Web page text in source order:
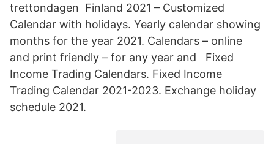
trettondagen Finland 2021 – Customized
Calendar with holidays. Yearly calendar showing
months for the year 2021. Calendars – online
and print friendly – for any year and Fixed
Income Trading Calendars. Fixed Income
Trading Calendar 2021-2023. Exchange holiday
schedule 2021.